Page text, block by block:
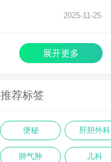
2025-11-25
展开更多
推荐标签
便秘 肝胆外科
肺气肿 儿科